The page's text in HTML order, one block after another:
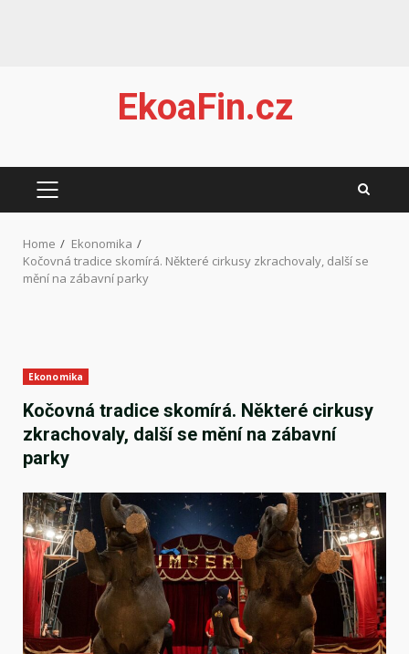
EkoaFin.cz
PRIMARY
Home
Ekonomika
Kočovná tradice skomírá. Některé cirkusy zkrachovaly, další se
mění na zábavní parky
Ekonomika
Kočovná tradice skomírá. Některé cirkusy
zkrachovaly, další se mění na zábavní
parky